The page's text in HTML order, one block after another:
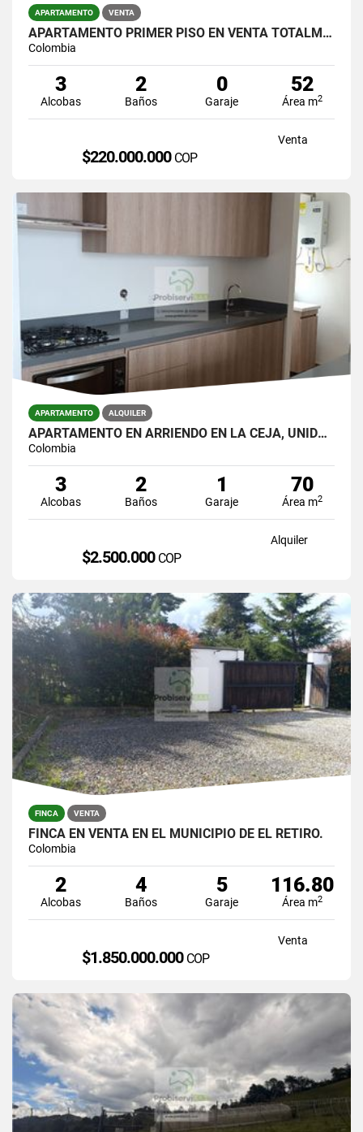
APARTAMENTO VENTA
APARTAMENTO PRIMER PISO EN VENTA TOTALMENTE ACABADO
Colombia
3
Alcobas
2
Baños
0
Garaje
52
Área m2
Venta
$220.000.000 COP
APARTAMENTO ALQUILER
APARTAMENTO EN ARRIENDO EN LA CEJA, UNIDAD CERRADA.
Colombia
3
Alcobas
2
Baños
1
Garaje
70
Área m2
Alquiler
$2.500.000 COP
FINCA VENTA
FINCA EN VENTA EN EL MUNICIPIO DE EL RETIRO.
Colombia
2
Alcobas
4
Baños
5
Garaje
116.80
Área m2
Venta
$1.850.000.000 COP